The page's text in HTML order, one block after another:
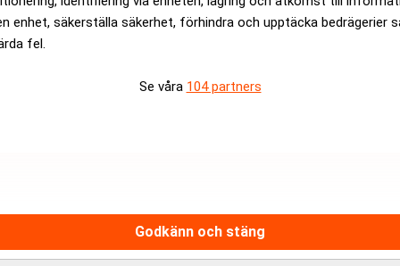
enhet, säkerställa säkerhet, förhindra och upptäcka bedrägerier
fel.
Se våra 104 partners
Godkänn och stäng
Medarbetare inom Intern
ANNONS